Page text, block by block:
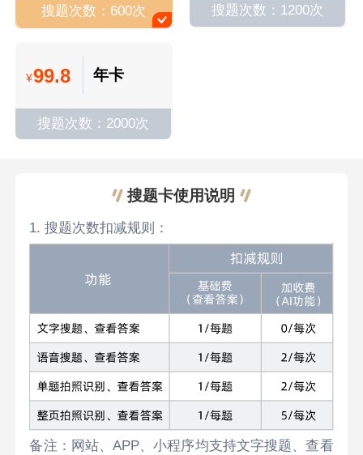
搜题次数：600次 搜题次数：1200次
¥99.8 年卡
搜题次数：2000次
搜题卡使用说明
1. 搜题次数扣减规则：
备注：网站、APP、小程序均支持文字搜题、查看